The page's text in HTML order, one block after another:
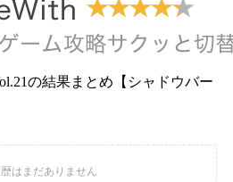
の結果まとめ【シャドウバー